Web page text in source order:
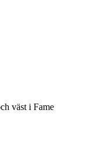
väst i Fame